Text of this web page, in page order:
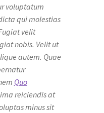
voluptatum
qui molestias
velit
nobis. Velit ut
autem. Quae
Quo
reiciendis at
minus sit